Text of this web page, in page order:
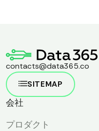
contacts@data365.co
SITEMAP
会社
プロダクト